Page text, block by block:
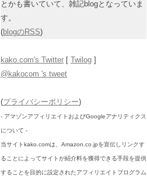
とかも書いていて、雑記blogとなっていま
す。
(blogのRSS)
kako.com's Twitter [ Twilog ]
@kakocom 's tweet
(プライバシーポリシー)
- アマゾンアフィリエイトおよびGoogleアナリティクス
について -
当サイトkako.comは、Amazon.co.jpを宣伝しリンクす
ることによってサイトが紹介料を獲得できる手段を提供
することを目的に設定されたアフィリエイトプログラム